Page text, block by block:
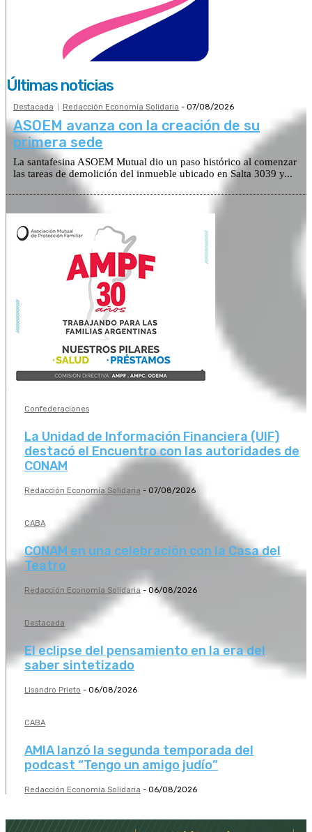
Últimas noticias
Destacada Redacción Economía Solidaria - 07/08/2026
ASOEM avanza con la creación de su
primera sede
La santafesina ASOEM Mutual dio un paso histórico al comenzar
las tareas de demolición del inmueble ubicado en Salta 3039 y...
Confederaciones
La Unidad de Información Financiera (UIF)
destacó el Encuentro con las autoridades de
CONAM
Redacción Economía Solidaria - 07/08/2026
CABA
CONAM en una celebración con la Casa del
Teatro
Redacción Economía Solidaria - 06/08/2026
Destacada
El eclipse del pensamiento en la era del
saber sintetizado
Lisandro Prieto - 06/08/2026
CABA
AMIA lanzó la segunda temporada del
podcast “Tengo un amigo judío”
Redacción Economía Solidaria - 06/08/2026